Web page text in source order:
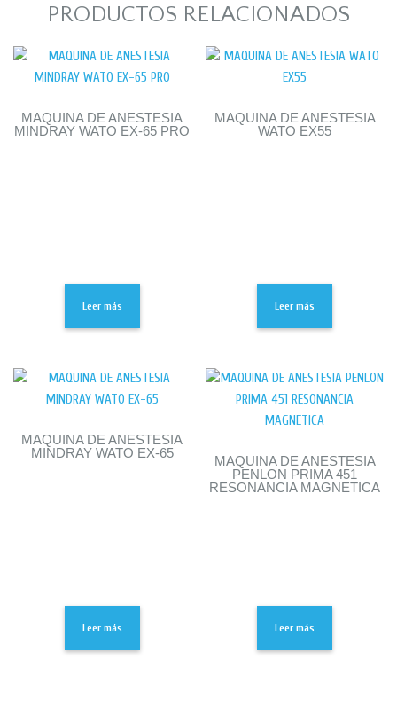
PRODUCTOS RELACIONADOS
MAQUINA DE ANESTESIA
MINDRAY WATO EX-65 PRO
Leer más
MAQUINA DE ANESTESIA
WATO EX55
Leer más
MAQUINA DE ANESTESIA
MINDRAY WATO EX-65
Leer más
MAQUINA DE ANESTESIA
PENLON PRIMA 451
RESONANCIA MAGNETICA
Leer más